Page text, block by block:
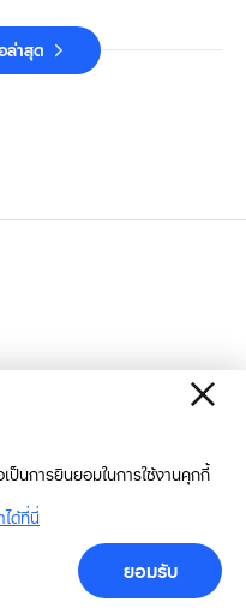
ล่าสุด
ป็นการยินยอมในการใช้งานคุกกี้
ได้ที่นี่
ยอมรับ